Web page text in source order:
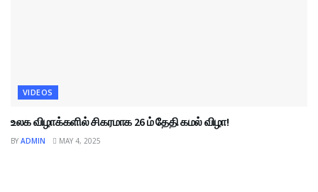
VIDEOS
உலக விழாக்களில் சிகரமாக 26 ம் தேதி கமல் விழா!
BY ADMIN MAY 4, 2025